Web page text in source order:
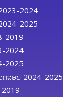
2024
2025
2019
2024
2025
ດສອບ 2024-2025
2019